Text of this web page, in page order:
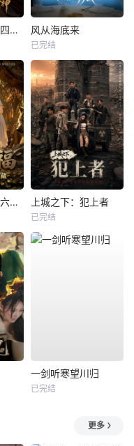
寿宴掀桌，隐忍四年我封神 风从海底来
已完结
八朵金花有福，六零猎户爹进山挖宝藏 上城之下：犯上者
已完结
一剑听寒望川归
已完结
更多